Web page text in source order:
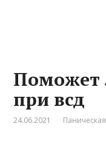
Поможет
при всд
24.06.2021